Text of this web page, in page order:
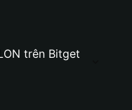
trên Bitget